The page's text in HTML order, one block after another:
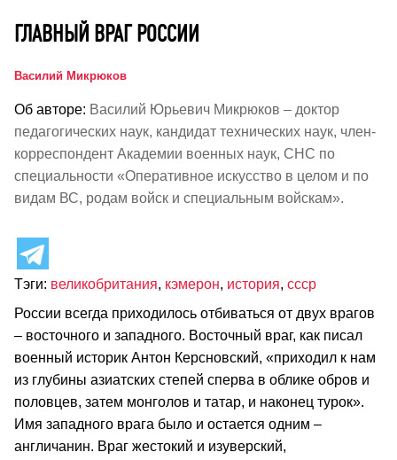
ГЛАВНЫЙ ВРАГ РОССИИ
Василий Микрюков
Об авторе: Василий Юрьевич Микрюков – доктор
педагогических наук, кандидат технических наук, член-
корреспондент Академии военных наук, СНС по
специальности «Оперативное искусство в целом и по
видам ВС, родам войск и специальным войскам».
Тэги: великобритания, кэмерон, история, ссср
России всегда приходилось отбиваться от двух врагов
– восточного и западного. Восточный враг, как писал
военный историк Антон Керсновский, «приходил к нам
из глубины азиатских степей сперва в облике обров и
половцев, затем монголов и татар, и наконец турок».
Имя западного врага было и остается одним –
англичанин. Враг жестокий и изуверский,